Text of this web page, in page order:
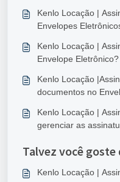
Kenlo Locação |
Envelopes
Kenlo Locação |
Envelope Eletrônico?
Kenlo Locação
documentos no
Kenlo Locação |
gerenciar as
Talvez você goste
Kenlo Locação |